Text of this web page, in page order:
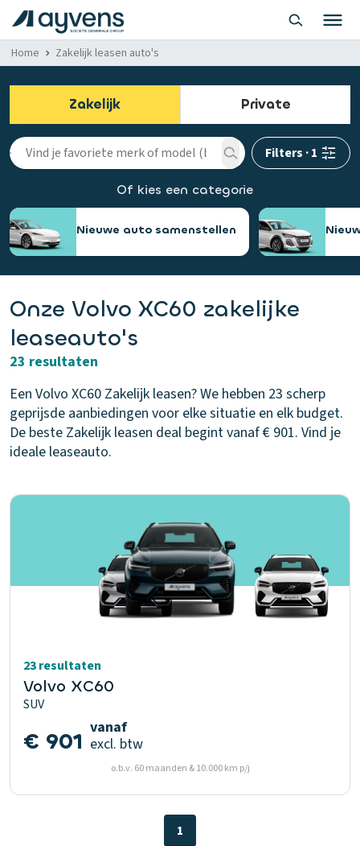
Home Zakelijk leasen auto's
Zakelijk Private
Filters ·1
Of kies een categorie
Nieuwe auto samenstellen
Onze Volvo XC60 zakelijke
leaseauto's
23 resultaten
Een Volvo XC60 Zakelijk leasen? We hebben 23 scherp
geprijsde aanbiedingen voor elke situatie en elk budget.
De beste Zakelijk leasen deal begint vanaf € 901. Vind je
ideale leaseauto.
23 resultaten
Volvo XC60
SUV
€ 901 vanaf
excl. btw
o.b.v. 60 maanden & 10.000 km p/j
1